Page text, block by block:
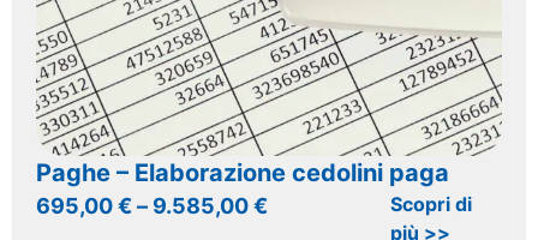
Paghe – Elaborazione cedolini paga
695,00€– 9.585,00€
Scopri di
più >>